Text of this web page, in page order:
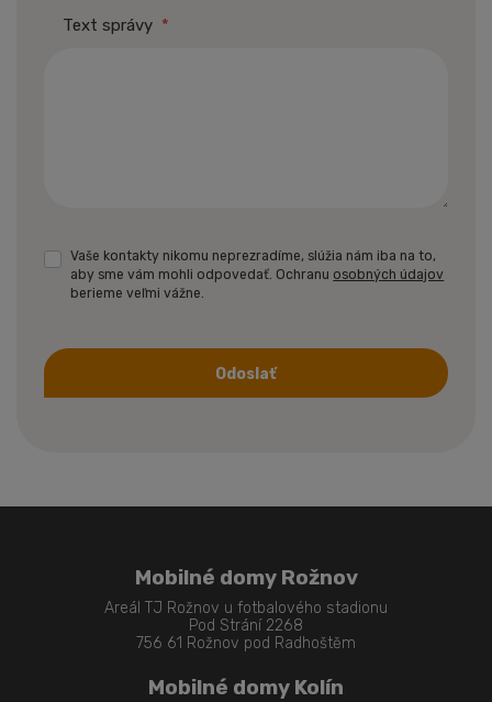
Text správy *
Vaše kontakty nikomu neprezradíme, slúžia nám iba na to,
aby sme vám mohli odpovedať. Ochranu osobných údajov
berieme veľmi vážne.
Odoslať
Mobilné domy Rožnov
Areál TJ Rožnov u fotbalového stadionu
Pod Strání 2268
756 61 Rožnov pod Radhoštěm
Mobilné domy Kolín